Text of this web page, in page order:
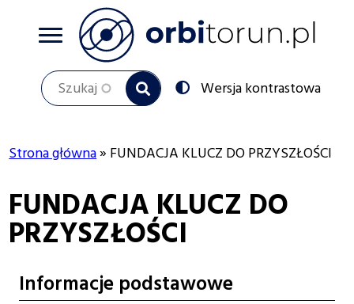
Szukaj
Przełącz
na:
Wersja kontrastowa
nawigacyjna
Strona główna FUNDACJA KLUCZ DO PRZYSZŁOŚCI
FUNDACJA KLUCZ DO
PRZYSZŁOŚCI
Informacje podstawowe